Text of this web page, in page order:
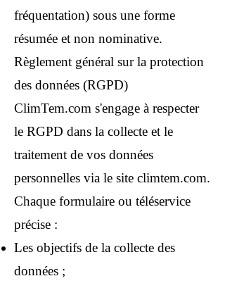
fréquentation) sous une forme
résumée et non nominative.
Règlement général sur la protection
des données (RGPD)
ClimTem.com s'engage à respecter
le RGPD dans la collecte et le
traitement de vos données
personnelles via le site climtem.com.
Chaque formulaire ou téléservice
précise :
Les objectifs de la collecte des
données ;